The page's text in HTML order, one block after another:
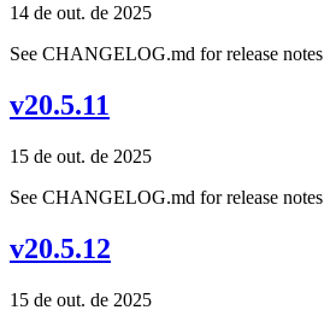
14 de out. de 2025
See CHANGELOG.md for release notes
v20.5.11
15 de out. de 2025
See CHANGELOG.md for release notes
v20.5.12
15 de out. de 2025